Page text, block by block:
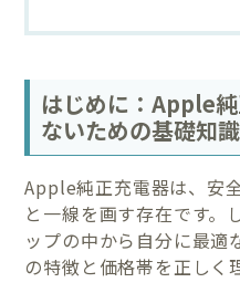
はじめに：Apple
ないための基礎知識
Apple純正充電器は、安
と一線を画す存在です。
ップの中から自分に最適
の特徴と価格帯を正しく